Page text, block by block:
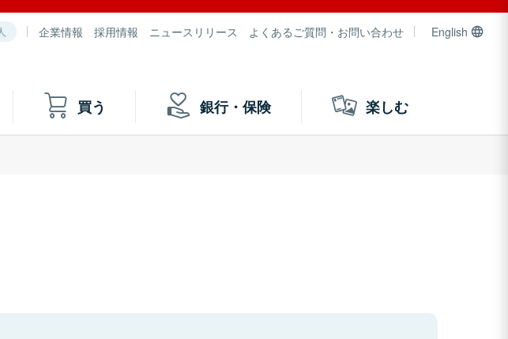
企業情報 採用情報 ニュースリリース よくあるご質問・お問い合わせ English
買う 銀行・保険 楽しむ